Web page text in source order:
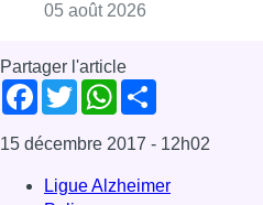
Seniors
Offres d’emploi